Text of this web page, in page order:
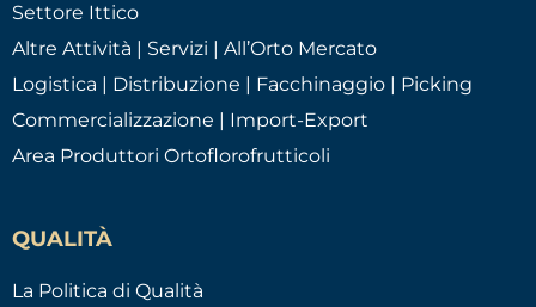
Settore Ittico
Altre Attività | Servizi | All’Orto Mercato
Logistica | Distribuzione | Facchinaggio | Picking
Commercializzazione | Import-Export
Area Produttori Ortoflorofrutticoli
QUALITÀ
La Politica di Qualità